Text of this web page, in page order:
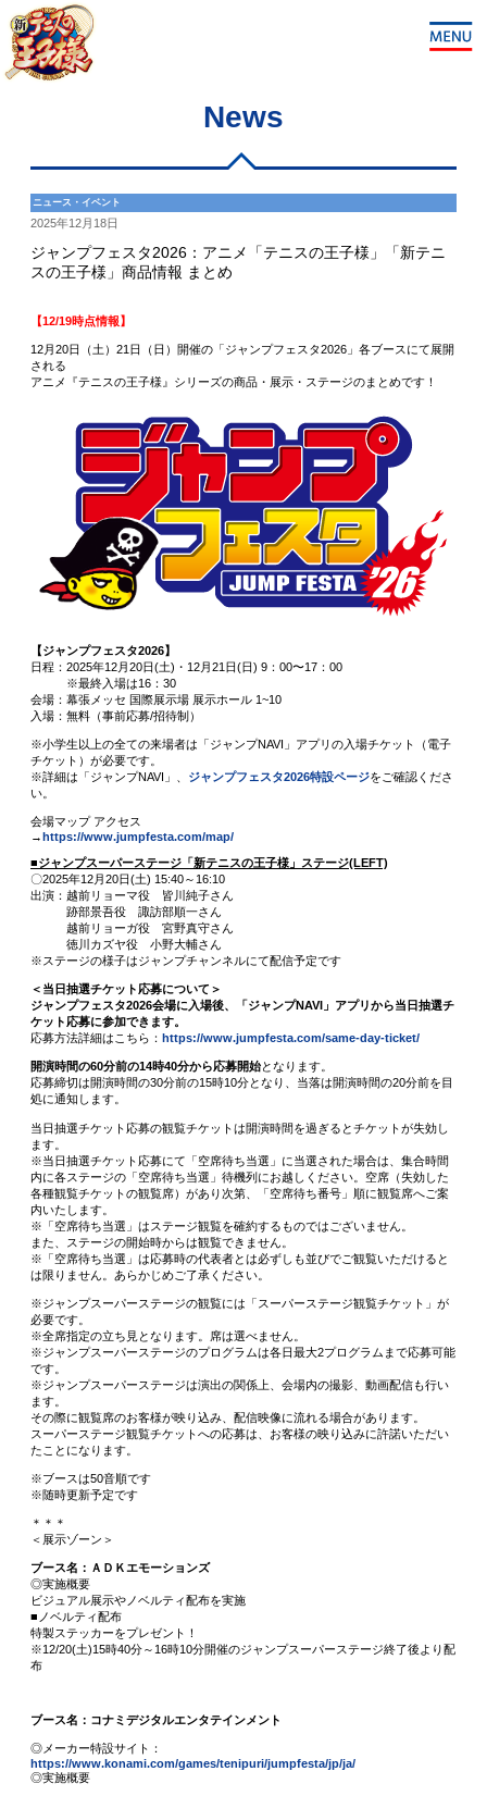
News
ニュース・イベント
2025年12月18日
ジャンプフェスタ2026：アニメ「テニスの王子様」「新テニ
スの王子様」商品情報 まとめ
【12/19時点情報】
12月20日（土）21日（日）開催の「ジャンプフェスタ2026」各ブースにて展開
される
アニメ『テニスの王子様』シリーズの商品・展示・ステージのまとめです！
【ジャンプフェスタ2026】
日程：2025年12月20日(土)・12月21日(日) 9：00〜17：00
※最終入場は16：30
会場：幕張メッセ 国際展示場 展示ホール 1~10
入場：無料（事前応募/招待制）
※小学生以上の全ての来場者は「ジャンプNAVI」アプリの入場チケット（電子
チケット）が必要です。
※詳細は「ジャンプNAVI」、 ジャンプフェスタ2026特設ページをご確認くださ
い。
会場マップ アクセス
→https://www.jumpfesta.com/map/
■ジャンプスーパーステージ「新テニスの王子様」ステージ(LEFT)
〇2025年12月20日(土) 15:40～16:10
出演： 越前リョーマ役 皆川純子さん
跡部景吾役 諏訪部順一さん
越前リョーガ役 宮野真守さん
徳川カズヤ役 小野大輔さん
※ステージの様子はジャンプチャンネルにて配信予定です
＜当日抽選チケット応募について＞
ジャンプフェスタ2026会場に入場後、「ジャンプNAVI」アプリから当日抽選チ
ケット応募に参加できます。
応募方法詳細はこちら： https://www.jumpfesta.com/same-day-ticket/
開演時間の60分前の14時40分から応募開始となります。
応募締切は開演時間の30分前の15時10分となり、当落は開演時間の20分前を目
処に通知します。
当日抽選チケット応募の観覧チケットは開演時間を過ぎるとチケットが失効し
ます。
※当日抽選チケット応募にて「空席待ち当選」に当選された場合は、集合時間
内に各ステージの「空席待ち当選」待機列にお越しください。空席（失効した
各種観覧チケットの観覧席）があり次第、「空席待ち番号」順に観覧席へご案
内いたします。
※「空席待ち当選」はステージ観覧を確約するものではございません。
また、ステージの開始時からは観覧できません。
※「空席待ち当選」は応募時の代表者とは必ずしも並びでご観覧いただけると
は限りません。あらかじめご了承ください。
※ジャンプスーパーステージの観覧には「スーパーステージ観覧チケット」が
必要です。
※全席指定の立ち見となります。席は選べません。
※ジャンプスーパーステージのプログラムは各日最大2プログラムまで応募可能
です。
※ジャンプスーパーステージは演出の関係上、会場内の撮影、動画配信も行い
ます。
その際に観覧席のお客様が映り込み、配信映像に流れる場合があります。
スーパーステージ観覧チケットへの応募は、お客様の映り込みに許諾いただい
たことになります。
※ブースは50音順です
※随時更新予定です
＊＊＊
＜展示ゾーン＞
ブース名：ＡＤＫエモーションズ
◎実施概要
ビジュアル展示やノベルティ配布を実施
■ノベルティ配布
特製ステッカーをプレゼント！
※12/20(土)15時40分～16時10分開催のジャンプスーパーステージ終了後より配
布
ブース名：コナミデジタルエンタテインメント
◎メーカー特設サイト：
https://www.konami.com/games/tenipuri/jumpfesta/jp/ja/
◎実施概要